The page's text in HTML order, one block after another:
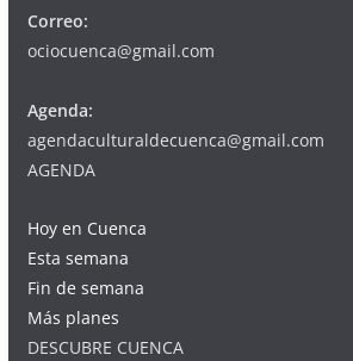
Correo:
ociocuenca@gmail.com
Agenda:
agendaculturaldecuenca@gmail.com
AGENDA
Hoy en Cuenca
Esta semana
Fin de semana
Más planes
DESCUBRE CUENCA